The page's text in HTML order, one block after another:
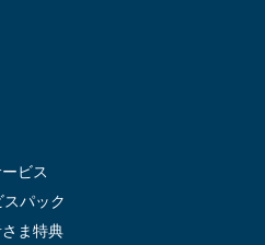
ビス
パック
ま特典